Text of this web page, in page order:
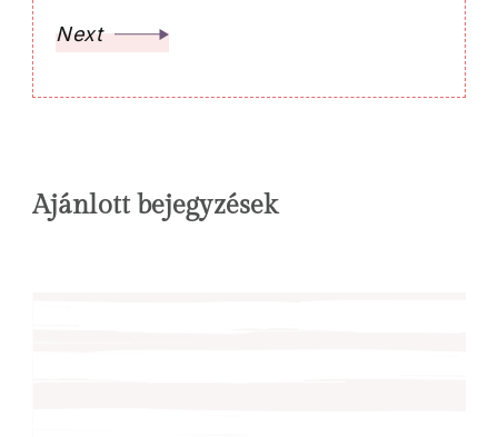
Next
Ajánlott bejegyzések